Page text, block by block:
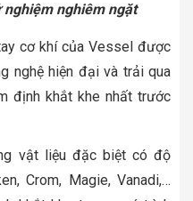
nghiệm nghiêm ngặt
cơ khí của Vessel được
nghệ hiện đại và trải qua
định khắt khe nhất trước
vật liệu đặc biệt có độ
Crom, Magie, Vanadi,…